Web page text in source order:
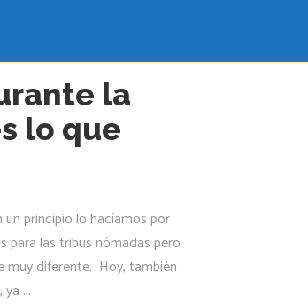
la
lo que
un principio lo hacíamos por
para las tribus nómadas pero
muy diferente. Hoy, también
ya